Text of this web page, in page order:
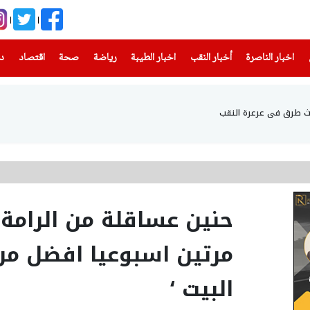
اخبار الناصرة
(current) أخبار النقب اخبار الطيبة(current) رياضة
(current) صحة(current) اقتصاد
حنين عساقلة من
مرتين اسبوعيا افضل
البيت ‘